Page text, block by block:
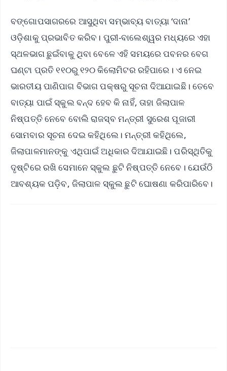
ବଙ୍ଗୋପସାଗରରେ ଆସୁଥିବା ସମ୍ଭାବ୍ୟ ବାତ୍ୟା ‘ଦାନା’
ଓଡ଼ିଶାକୁ ପ୍ରଭାବିତ କରିବ। ପୁରୀ-ବାଲେଶ୍ୱର ମଧ୍ୟରେ ଏହା
ସ୍ଥଳଭାଗ ଛୁଇଁବାକୁ ଥିବା ବେଳେ ଏହି ସମୟରେ ପବନର ବେଗ
ଘଣ୍ଟା ପ୍ରତି ୧୧୦ରୁ ୧୨୦ କିଲୋମିଟର ରହିପାରେ। ଏ ନେଇ
ଭାରତୀୟ ପାଣିପାଗ ବିଭାଗ ପକ୍ଷରୁ ସୂଚନା ଦିଆଯାଇଛି। ତେବେ
ବାତ୍ୟା ପାଇଁ ସ୍କୁଲ ବନ୍ଦ ହେବ କି ନାହିଁ, ତାହା ଜିଲାପାଳ
ନିଷ୍ପତ୍ତି ନେବେ ବୋଲି ରାଜସ୍ବ ମନ୍ତ୍ରୀ ସୁରେଶ ପୂଜାରୀ
ସୋମବାର ସୂଚନା ଦେଇ କହିଥିଲେ। ମନ୍ତ୍ରୀ କହିଥିଲେ,
ଜିଲାପାଳମାନଙ୍କୁ ଏଥିପାଇଁ ଅଧିକାର ଦିଆଯାଇଛି। ପରିସ୍ଥିତିକୁ
ଦୃଷ୍ଟିରେ ରଖି ସେମାନେ ସ୍କୁଲ ଛୁଟି ନିଷ୍ପତ୍ତି ନେବେ। ଯେଉଁଠି
ଆବଶ୍ୟକ ପଡ଼ିବ, ଜିଲାପାଳ ସ୍କୁଲ ଛୁଟି ଘୋଷଣା କରିପାରିବେ।